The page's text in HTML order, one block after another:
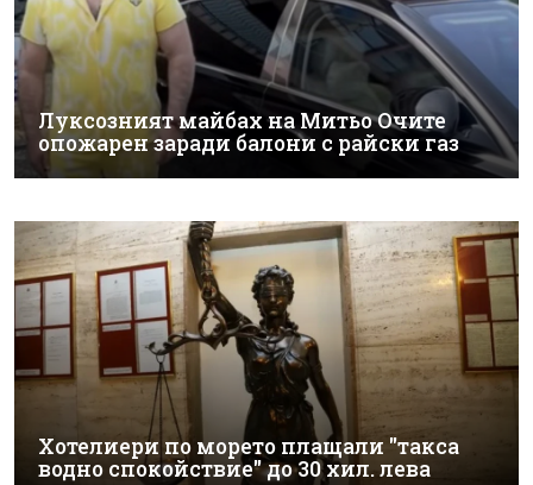
Луксозният майбах на Митьо Очите
опожарен заради балони с райски газ
Хотелиери по морето плащали "такса
водно спокойствие" до 30 хил. лева